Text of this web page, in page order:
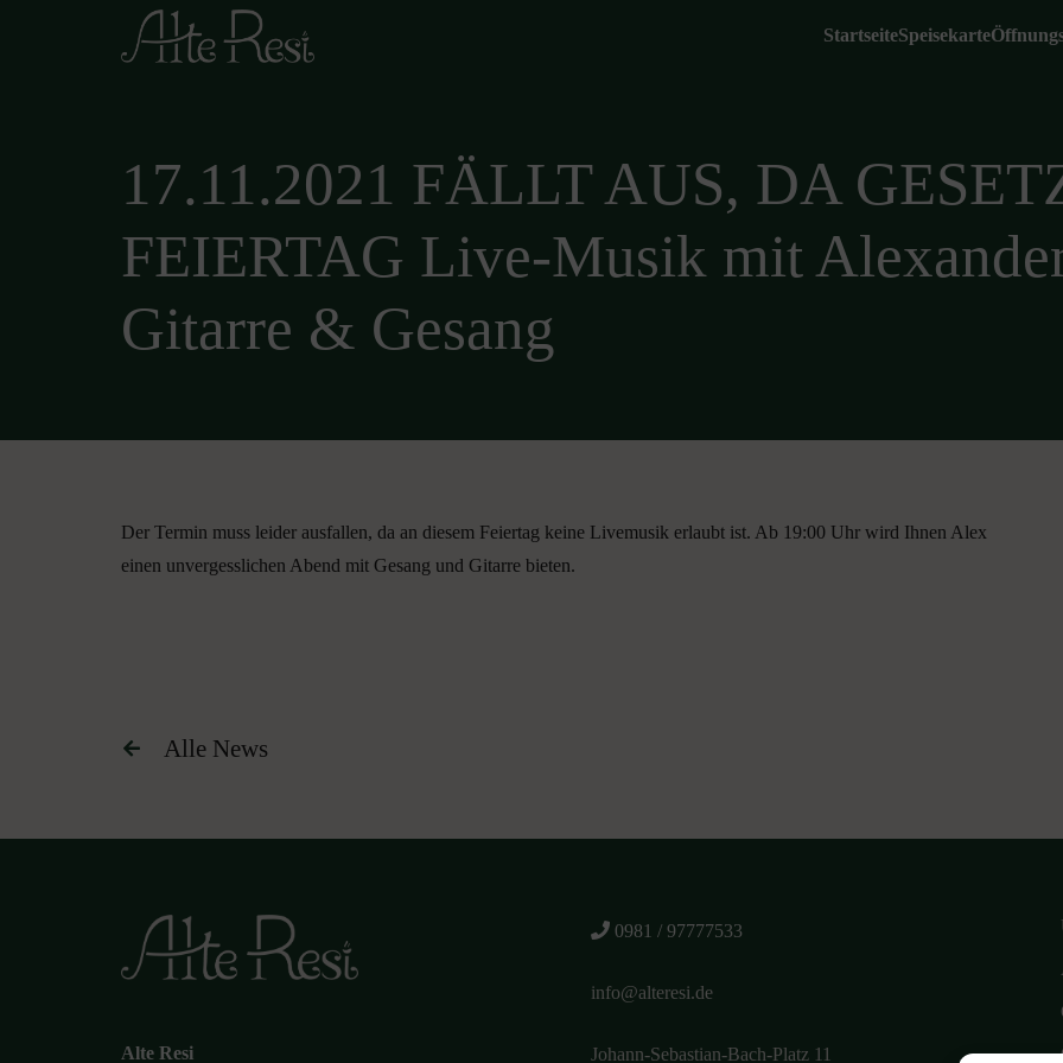
StartseiteSpeisekarte
17.11.2021 FÄLLT AUS, DA
FEIERTAG Live-Musik mit
Gitarre & Gesang
Der Termin muss leider ausfallen, da an diesem Feiertag keine Livemusik erlaubt ist. Ab 19:00 Uhr wird Ihnen Alex
einen unvergesslichen Abend mit Gesang und Gitarre bieten.
Alle News
Alte Resi
0981 / 97777533
info@alteresi.de
Johann-Sebastian-Bach-Platz 11